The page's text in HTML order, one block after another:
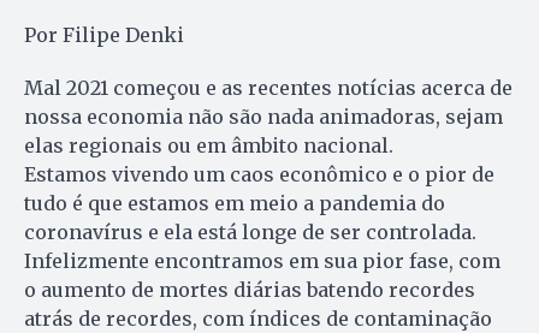
Por Filipe Denki
Mal 2021 começou e as recentes notícias acerca de
nossa economia não são nada animadoras, sejam
elas regionais ou em âmbito nacional.
Estamos vivendo um caos econômico e o pior de
tudo é que estamos em meio a pandemia do
coronavírus e ela está longe de ser controlada.
Infelizmente encontramos em sua pior fase, com
o aumento de mortes diárias batendo recordes
atrás de recordes, com índices de contaminação